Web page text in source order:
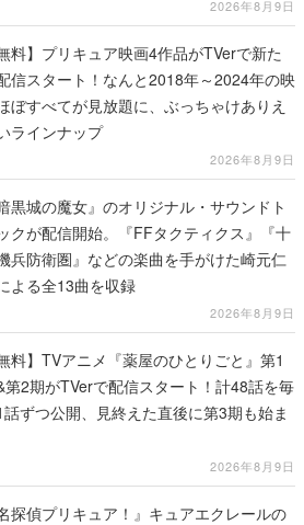
2026年8月9日
無料】プリキュア映画4作品がTVerで新た
信スタート！なんと2018年～2024年の映
ぼすべてが見放題に、ぶっちゃけありえ
ラインナップ
2026年8月9日
暗黒城の魔女』のオリジナル・サウンドト
クが配信開始。『FFタクティクス』『十
兵防衛圏』などの楽曲を手がけた崎元仁
よる全13曲を収録
2026年8月9日
無料】TVアニメ『薬屋のひとりごと』第1
第2期がTVerで配信スタート！計48話を毎
話ずつ公開、見終えた直後に第3期も始ま
2026年8月9日
名探偵プリキュア！』キュアエクレールの